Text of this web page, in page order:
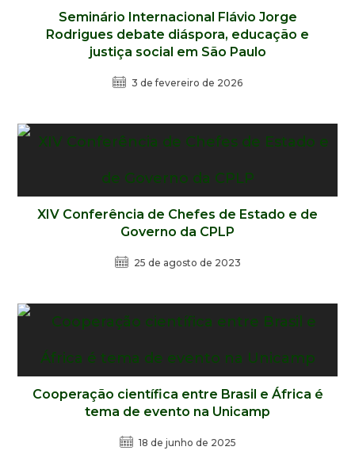
Seminário Internacional Flávio Jorge
Rodrigues debate diáspora, educação e
justiça social em São Paulo
3 de fevereiro de 2026
XIV Conferência de Chefes de Estado e de
Governo da CPLP
25 de agosto de 2023
Cooperação científica entre Brasil e África é
tema de evento na Unicamp
18 de junho de 2025